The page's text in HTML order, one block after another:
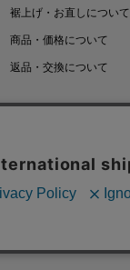
裾上げ・お直しについて
商品・価格について
返品・交換について